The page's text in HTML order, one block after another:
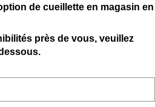
de cueillette en magasin en
près de vous, veuillez